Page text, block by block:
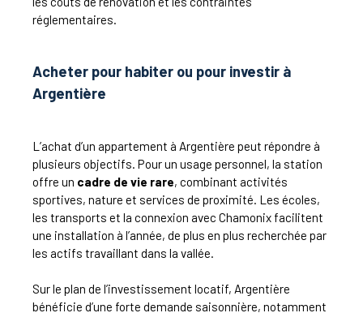
réglementaires.
Acheter pour habiter ou pour investir à
Argentière
L’achat d’un appartement à Argentière peut répondre à
plusieurs objectifs. Pour un usage personnel, la station
offre un cadre de vie rare, combinant activités
sportives, nature et services de proximité. Les écoles,
les transports et la connexion avec Chamonix facilitent
une installation à l’année, de plus en plus recherchée par
les actifs travaillant dans la vallée.
Sur le plan de l’investissement locatif, Argentière
bénéficie d’une forte demande saisonnière, notamment